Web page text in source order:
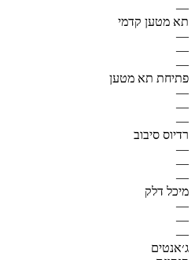
—
תא מטען קדמי
—
—
—
פתיחת תא מטען
—
—
—
רדיוס סיבוב
—
—
—
מיכל דלק
—
—
—
ג׳אנטים